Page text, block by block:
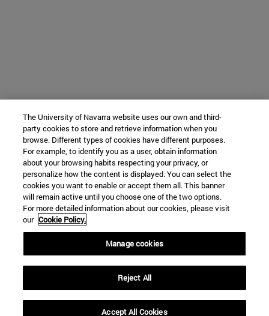
The University of Navarra website uses our own and third-
party cookies to store and retrieve information when you
browse. Different types of cookies have different purposes.
For example, to identify you as a user, obtain information
about your browsing habits respecting your privacy, or
personalize how the content is displayed. You can select the
cookies you want to enable or accept them all. This banner
will remain active until you choose one of the two options.
For more detailed information about our cookies, please visit
our Cookie Policy.
Manage cookies
Reject All
Accept All Cookies